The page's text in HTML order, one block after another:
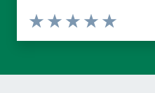
Valuta da 1 a 5 stelle la pagina
Valuta 5
Valuta 4 stelle
Valuta 3 stelle su 5
Valuta 2 stelle su 5
Valuta 1 stelle su 5